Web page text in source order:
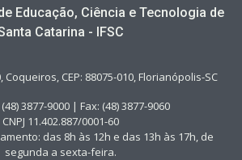
Educação, Ciência e Tecnologia de
Catarina - IFSC
Coqueiros, CEP: 88075-010, Florianópolis-SC
3877-9000 | Fax: (48) 3877-9060
CNPJ 11.402.887/0001-60
das 8h às 12h e das 13h às 17h, de
segunda a sexta-feira.